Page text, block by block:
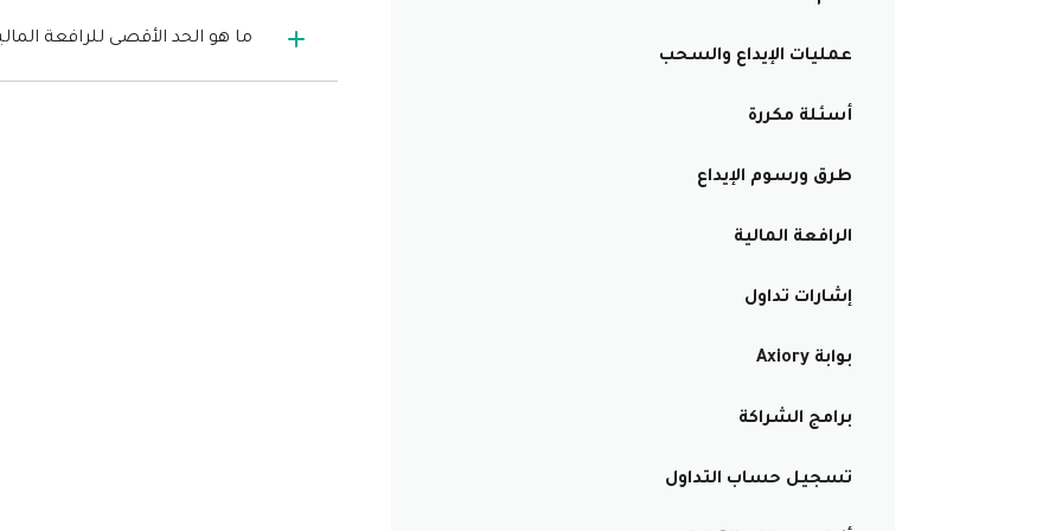
عمليات الإيداع والسحب
أسئلة مكررة
طرق ورسوم الإيداع
الرافعة المالية
إشارات تداول
بوابة Axiory
برامج الشراكة
تسجيل حساب التداول
ما هو الحد الأقصى للرافعة